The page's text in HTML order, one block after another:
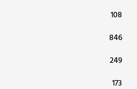
108
846
249
173